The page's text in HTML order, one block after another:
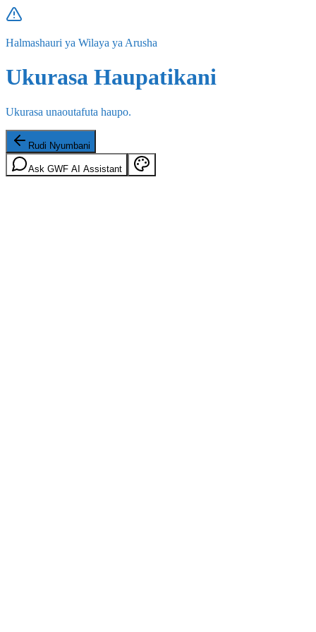
Halmashauri ya Wilaya ya Arusha
Ukurasa Haupatikani
Ukurasa unaoutafuta haupo.
Rudi Nyumbani
Ask GWF AI Assistant